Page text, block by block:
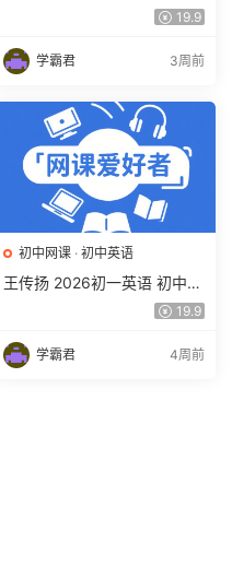
中考数学培训班（秋上秋下·19.9
学霸君 3周前
初中网课 · 初中英语
王传扬 2026初一英语 初中英
语春上 双语素养自主学习·TY·
19.9
学霸君 4周前